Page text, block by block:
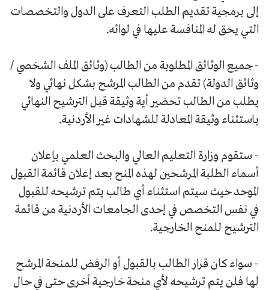
إلى برمجية تقديم الطلب التعرف على الدول والتخصصات
التي يحق له المنافسة عليها في لوائه.
- جميع الوثائق المطلوبة من الطالب (وثائق الملف الشخصي /
وثائق الدولة) تقدم من الطالب المرشح بشكل نهائي ولا
يطلب من الطالب تحضير أية وثيقة قبل الترشيح النهائي
باستثناء وثيقة المعادلة للشهادات غير الأردنية.
- ستقوم وزارة التعليم العالي والبحث العلمي بإعلان
أسماء الطلبة المرشحين لهذه المنح بعد إعلان قائمة القبول
الموحد حيث سيتم استثناء أي طالب يتم ترشيحه للقبول
في نفس التخصص في إحدى الجامعات الأردنية من قائمة
الترشيح للمنح الخارجية.
- سواء كان قرار الطالب بالقبول أو الرفض للمنحة المرشح
لها فلن يتم ترشيحه لأي منحة خارجية أخرى حتى في حال